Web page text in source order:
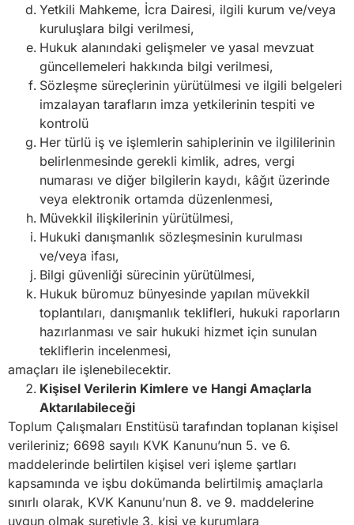
Yetkili Mahkeme, İcra Dairesi, ilgili kurum ve/veya
kuruluşlara bilgi verilmesi,
Hukuk alanındaki gelişmeler ve yasal mevzuat
güncellemeleri hakkında bilgi verilmesi,
Sözleşme süreçlerinin yürütülmesi ve ilgili belgeleri
imzalayan tarafların imza yetkilerinin tespiti ve
kontrolü
Her türlü iş ve işlemlerin sahiplerinin ve ilgililerinin
belirlenmesinde gerekli kimlik, adres, vergi
numarası ve diğer bilgilerin kaydı, kâğıt üzerinde
veya elektronik ortamda düzenlenmesi,
Müvekkil ilişkilerinin yürütülmesi,
Hukuki danışmanlık sözleşmesinin kurulması
ve/veya ifası,
Bilgi güvenliği sürecinin yürütülmesi,
Hukuk büromuz bünyesinde yapılan müvekkil
toplantıları, danışmanlık teklifleri, hukuki raporların
hazırlanması ve sair hukuki hizmet için sunulan
tekliflerin incelenmesi,
amaçları ile işlenebilecektir.
Kişisel Verilerin Kimlere ve Hangi Amaçlarla
Aktarılabileceği
Toplum Çalışmaları Enstitüsü tarafından toplanan kişisel
verileriniz; 6698 sayılı KVK Kanunu’nun 5. ve 6.
maddelerinde belirtilen kişisel veri işleme şartları
kapsamında ve işbu dokümanda belirtilmiş amaçlarla
sınırlı olarak, KVK Kanunu’nun 8. ve 9. maddelerine
uygun olmak suretiyle 3. kişi ve kurumlara